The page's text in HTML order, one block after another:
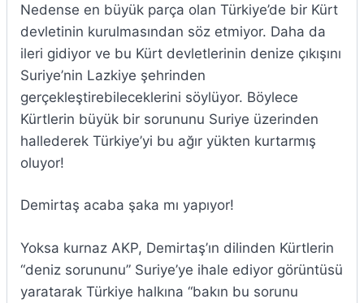
Nedense en büyük parça olan Türkiye’de bir Kürt
devletinin kurulmasından söz etmiyor. Daha da
ileri gidiyor ve bu Kürt devletlerinin denize çıkışını
Suriye’nin Lazkiye şehrinden
gerçekleştirebileceklerini söylüyor. Böylece
Kürtlerin büyük bir sorununu Suriye üzerinden
hallederek Türkiye’yi bu ağır yükten kurtarmış
oluyor!
Demirtaş acaba şaka mı yapıyor!
Yoksa kurnaz AKP, Demirtaş’ın dilinden Kürtlerin
“deniz sorununu” Suriye’ye ihale ediyor görüntüsü
yaratarak Türkiye halkına “bakın bu sorunu